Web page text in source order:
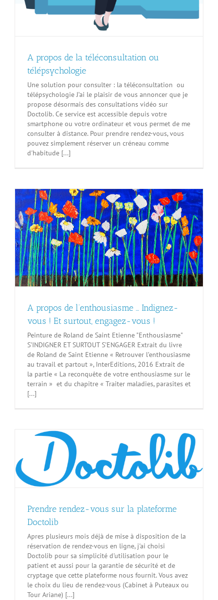
A propos de la téléconsultation ou
télépsychologie
Une solution pour consulter : la téléconsultation ou
télépsychologie J’ai le plaisir de vous annoncer que je
propose désormais des consultations vidéo sur
Doctolib. Ce service est accessible depuis votre
smartphone ou votre ordinateur et vous permet de me
consulter à distance. Pour prendre rendez-vous, vous
pouvez simplement réserver un créneau comme
d'habitude [...]
A propos de l’enthousiasme … Indignez-
vous ! Et surtout, engagez-vous !
Peinture de Roland de Saint Etienne "Enthousiasme"
S’INDIGNER ET SURTOUT S’ENGAGER Extrait du livre
de Roland de Saint Etienne « Retrouver l’enthousiasme
au travail et partout », InterEditions, 2016 Extrait de
la partie « La reconquête de votre enthousiasme sur le
terrain » et du chapitre « Traiter maladies, parasites et
[...]
Prendre rendez-vous sur la plateforme
Doctolib
Apres plusieurs mois déjà de mise à disposition de la
réservation de rendez-vous en ligne, j'ai choisi
Doctolib pour sa simplicité d'utilisation pour le
patient et aussi pour la garantie de sécurité et de
cryptage que cette plateforme nous fournit. Vous avez
le choix du lieu de rendez-vous (Cabinet à Puteaux ou
Tour Ariane) [...]